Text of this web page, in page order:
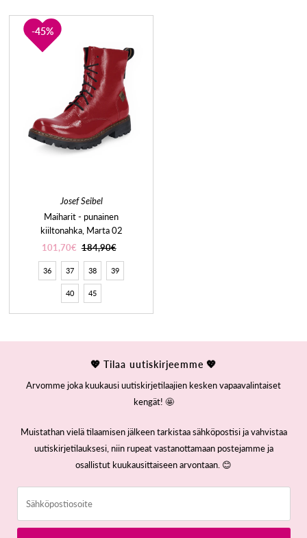
45%
Josef Seibel
Maiharit - punainen
kiiltonahka, Marta 02
101,70€ 184,90€
36 37 38 39
40 45
💖 Tilaa uutiskirjeemme 💖
Arvomme joka kuukausi uutiskirjetilaajien kesken vapaavalintaiset
kengät! 🤩
Muistathan vielä tilaamisen jälkeen tarkistaa sähköpostisi ja vahvistaa
uutiskirjetilauksesi, niin rupeat vastanottamaan postejamme ja
osallistut kuukausittaiseen arvontaan. 😊